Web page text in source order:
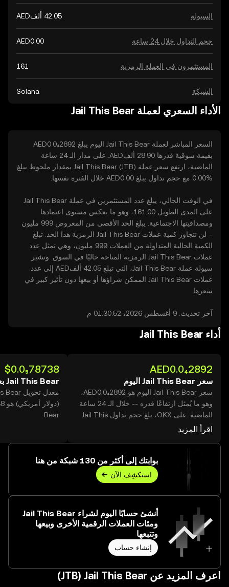
السيولة
حجم التداول خلال 24 ساعة
المستثمرون في العملة الرمزية
الشبكة Solana
الأداء السعري لعملة Jail This Bear
بقيمة سوقية قدرها ‏‎‏‎28.90 ألف‏‏AED‏. على مدار الـ 24 ساعة
الماضية، ارتفع سعر عملة Jail This Bear (JTB) بمقدار ملحوظ يبلغ
في الوقت الحالي، يبلغ عدد المستثمرين في عملة Jail This Bear
على المدى الطويل ‏‎161.00‏، وهو ما يعكس مستوى اعتمادها
ومصداقيتها الاجتماعية. يبلغ الحد الأقصى من المعروض ‏‎999 مليون‏
– لن تتجاوز كمية عملات Jail This Bear الرمزية هذا الحد. تبلغ
الكمية الحالية المتداولة من العملات ‏‎999 مليون‏، وهي تمثل عدد
عملات Jail This Bear الرمزية المتاحة حاليًا في السوق. وتشير
سيولة عملة Jail This Bear، التي تبلغ ‏‎‏‎42.05 ألف‏‏AED‏ إلى عدد
عملات Jail This Bear الممكن شراؤها أو بيعها دون تأثير كبير في
سعرها.
آخر تحديث: ‏9 أغسطس 2026، 01:30:52 م
أداء Jail This Bear
سعر Jail This Bear اليوم
سعر Jail This Bear اليوم هو ‏‎‏‎0.0₄2892‏‏AED‏،
وهو ما يُمثل ارتفاعًا قدره -- خلال الـ 24 ساعة
الماضية. على OKX، بلغ حجم تداول Jail This
Bear اليوم --، بقيمة تزيد على ‏‎‏‎0.00‏‏AED‏.
اقرأ المزيد
Jail This Bear بعملة USD
Bear.
بوابتك إلى أكثر من 130 شبكة من هنا
استكشِف الآن
أنشئ حسابًا اليوم لشراء Jail This Bear
ومئات العملات الرقمية الأخرى وبيعها
وتتبعها
إنشاء حساب
اعرف المزيد عن‏ Jail This Bear (‏JTB)